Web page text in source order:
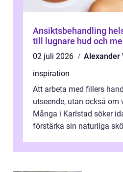
Ansiktsbehandling
till lugnare hud och
02 juli 2026
Alexander
inspiration
Att arbeta med fillers
utseende, utan också om
Många i Karlstad söker
förstärka sin naturliga